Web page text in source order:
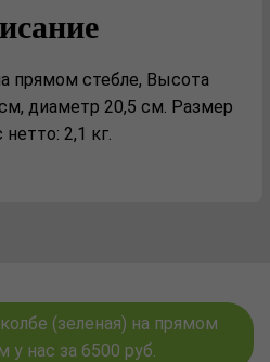
прямом стебле, Высота
диаметр 20,5 см. Размер
2,1 кг.
(зеленая) на прямом
у нас за 6500 руб.